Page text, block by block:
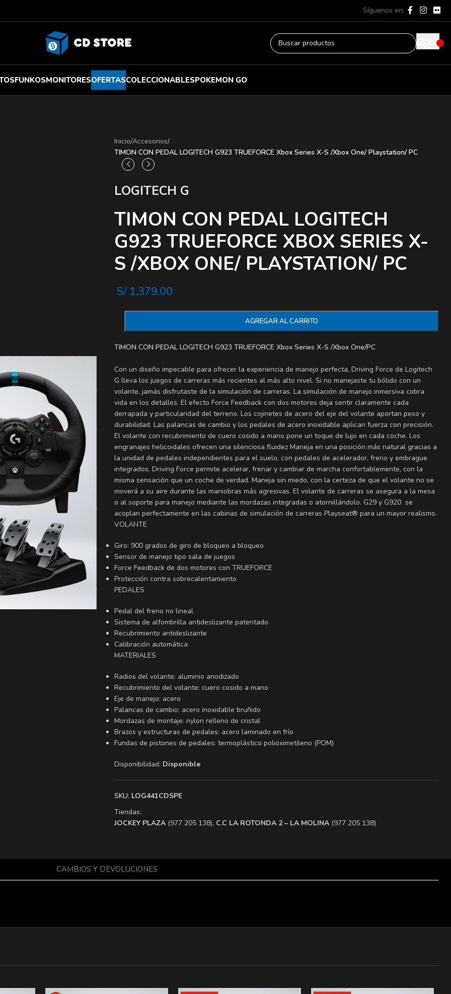
Síguenos en:
FUNKOSMONITORESOFERTASCOLECCIONABLESPOKEMON GO
Inicio/Accesorios/
TIMON CON PEDAL LOGITECH G923 TRUEFORCE Xbox Series X-S /Xbox One/ Playstation/ PC
LOGITECH G
TIMON CON PEDAL LOGITECH
G923 TRUEFORCE XBOX SERIES X-
S /XBOX ONE/ PLAYSTATION/ PC
S/1,379.00
AGREGAR AL CARRITO
TIMON CON PEDAL LOGITECH G923 TRUEFORCE Xbox Series X-S /Xbox One/PC
Con un diseño impecable para ofrecer la experiencia de manejo perfecta, Driving Force de Logitech
G lleva los juegos de carreras más recientes al más alto nivel. Si no manejaste tu bólido con un
volante, jamás disfrutaste de la simulación de carreras. La simulación de manejo inmersiva cobra
vida en los detalles. El efecto Force Feedback con dos motores deja sentir claramente cada
derrapada y particularidad del terreno. Los cojinetes de acero del eje del volante aportan peso y
durabilidad. Las palancas de cambio y los pedales de acero inoxidable aplican fuerza con precisión.
El volante con recubrimiento de cuero cosido a mano pone un toque de lujo en cada coche. Los
engranajes helicoidales ofrecen una silenciosa fluidez Maneja en una posición más natural gracias a
la unidad de pedales independientes para el suelo, con pedales de acelerador, freno y embrague
integrados. Driving Force permite acelerar, frenar y cambiar de marcha confortablemente, con la
misma sensación que un coche de verdad. Maneja sin miedo, con la certeza de que el volante no se
moverá a su aire durante las maniobras más agresivas. El volante de carreras se asegura a la mesa
o al soporte para manejo mediante las mordazas integradas o atornillándolo. G29 y G920 se
acoplan perfectamente en las cabinas de simulación de carreras Playseat® para un mayor realismo.
VOLANTE
Giro: 900 grados de giro de bloqueo a bloqueo
Sensor de manejo tipo sala de juegos
Force Feedback de dos motores con TRUEFORCE
Protección contra sobrecalentamiento
PEDALES
Pedal del freno no lineal
Sistema de alfombrilla antideslizante patentado
Recubrimiento antideslizante
Calibración automática
MATERIALES
Radios del volante: aluminio anodizado
Recubrimiento del volante: cuero cosido a mano
Eje de manejo: acero
Palancas de cambio: acero inoxidable bruñido
Mordazas de montaje: nylon relleno de cristal
Brazos y estructuras de pedales: acero laminado en frío
Fundas de pistones de pedales: termoplástico polioximetileno (POM)
Disponibilidad: Disponible
SKU: LOG441CDSPE
Tiendas:
​JOCKEY PLAZA (977 205 138), ​C.C LA ROTONDA 2 – LA MOLINA (977 205 138)
CAMBIOS Y DEVOLUCIONES